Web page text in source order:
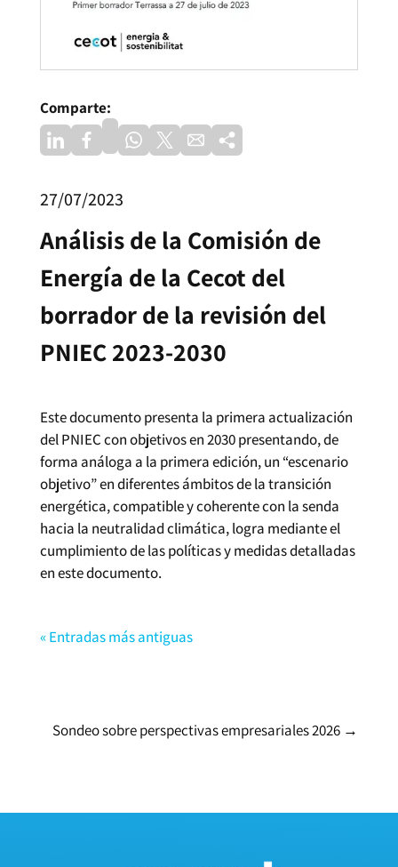
Comparte:
27/07/2023
Análisis de la Comisión de
Energía de la Cecot del
borrador de la revisión del
PNIEC 2023-2030
Este documento presenta la primera actualización
del PNIEC con objetivos en 2030 presentando, de
forma análoga a la primera edición, un “escenario
objetivo” en diferentes ámbitos de la transición
energética, compatible y coherente con la senda
hacia la neutralidad climática, logra mediante el
cumplimiento de las políticas y medidas detalladas
en este documento.
« Entradas más antiguas
Sondeo sobre perspectivas empresariales 2026 →